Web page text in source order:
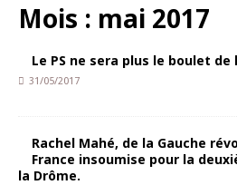
Mois : mai 2017
Le PS ne sera plus le boulet de
31/05/2017
Rachel Mahé, de la Gauche
France insoumise pour la
la Drôme.